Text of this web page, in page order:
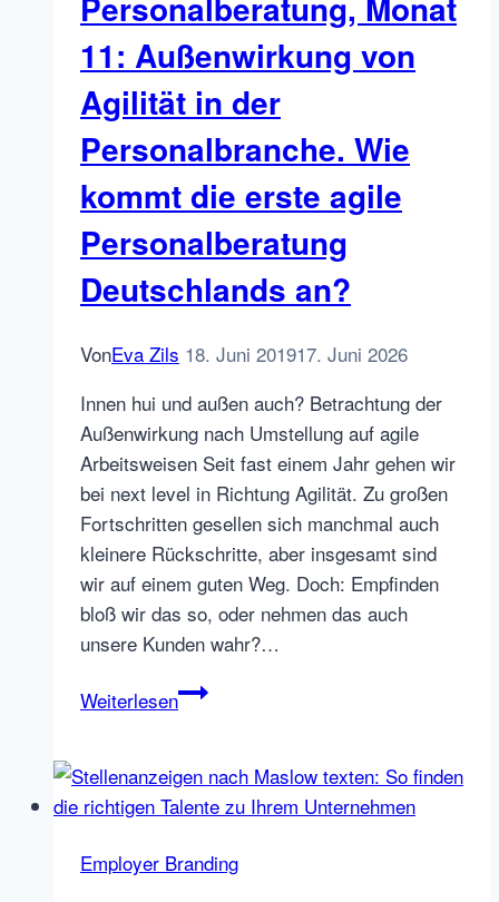
–
so
geht’s
11: Außenwirkung von
Agilität in der
Personalbranche. Wie
kommt die erste agile
Personalberatung
Deutschlands an?
VonEva Zils 18. Juni 201917. Juni 2026
Innen hui und außen auch? Betrachtung der
Außenwirkung nach Umstellung auf agile
Arbeitsweisen Seit fast einem Jahr gehen wir
bei next level in Richtung Agilität. Zu großen
Fortschritten gesellen sich manchmal auch
kleinere Rückschritte, aber insgesamt sind
wir auf einem guten Weg. Doch: Empfinden
bloß wir das so, oder nehmen das auch
unsere Kunden wahr?…
WeiterlesenAuf
zur
agilen
Monat
Employer Branding